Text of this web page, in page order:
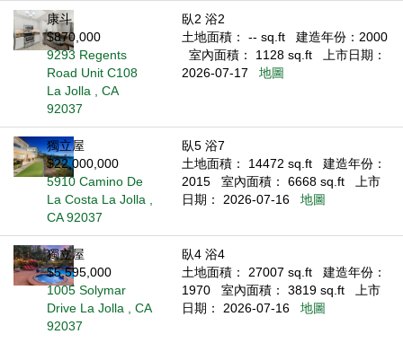
康斗
$870,000
9293 Regents
Road Unit C108
La Jolla , CA
92037
臥2 浴2
土地面積： -- sq.ft
建造年份：2000
室內面積： 1128 sq.ft
上市日期：
2026-07-17
地圖
獨立屋
$22,000,000
5910 Camino De
La Costa La Jolla ,
CA 92037
臥5 浴7
土地面積： 14472 sq.ft
建造年份：
2015
室內面積： 6668 sq.ft
上市
日期： 2026-07-16
地圖
獨立屋
$5,595,000
1005 Solymar
Drive La Jolla , CA
92037
臥4 浴4
土地面積： 27007 sq.ft
建造年份：
1970
室內面積： 3819 sq.ft
上市
日期： 2026-07-16
地圖